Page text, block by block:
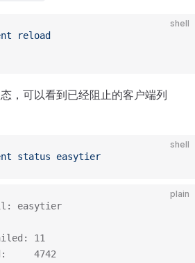
shell
reload
，可以看到已经阻止的客户端列
shell
status easytier
plain
easytier
11
4742